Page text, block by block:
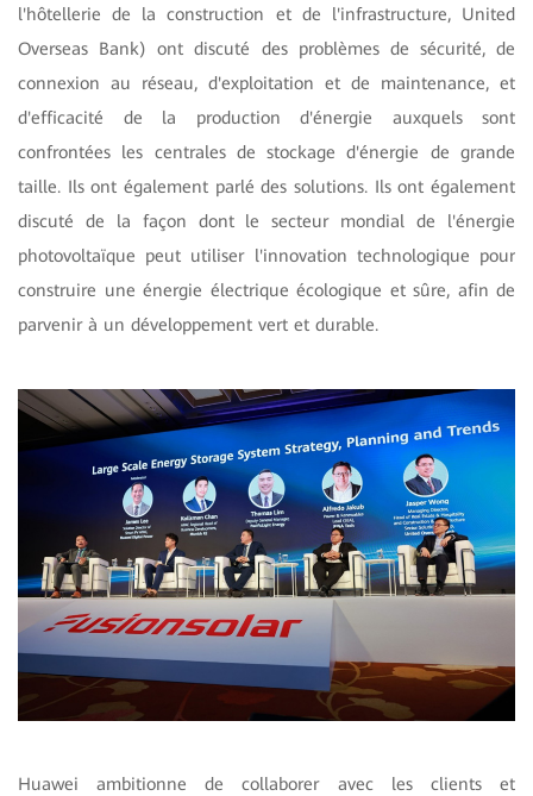
l'hôtellerie de la construction et de l'infrastructure, United
Overseas Bank) ont discuté des problèmes de sécurité, de
connexion au réseau, d'exploitation et de maintenance, et
d'efficacité de la production d'énergie auxquels sont
confrontées les centrales de stockage d'énergie de grande
taille. Ils ont également parlé des solutions. Ils ont également
discuté de la façon dont le secteur mondial de l'énergie
photovoltaïque peut utiliser l'innovation technologique pour
construire une énergie électrique écologique et sûre, afin de
parvenir à un développement vert et durable.
Huawei ambitionne de collaborer avec les clients et